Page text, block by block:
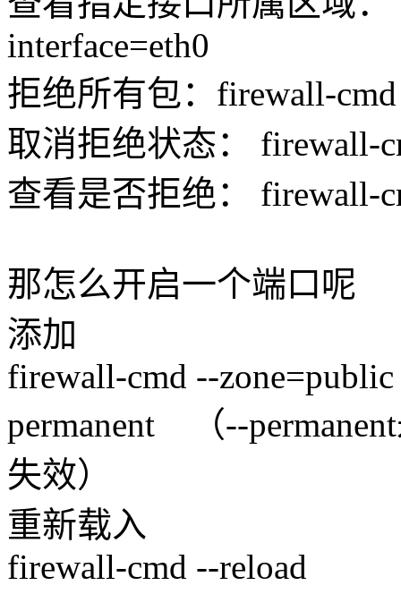
interface=eth0
拒绝所有包：firewall-
取消拒绝状态： firewall-
查看是否拒绝： firewall-
那怎么开启一个端口呢
添加
firewall-cmd --
permanent （--
失效）
重新载入
firewall-cmd --reload